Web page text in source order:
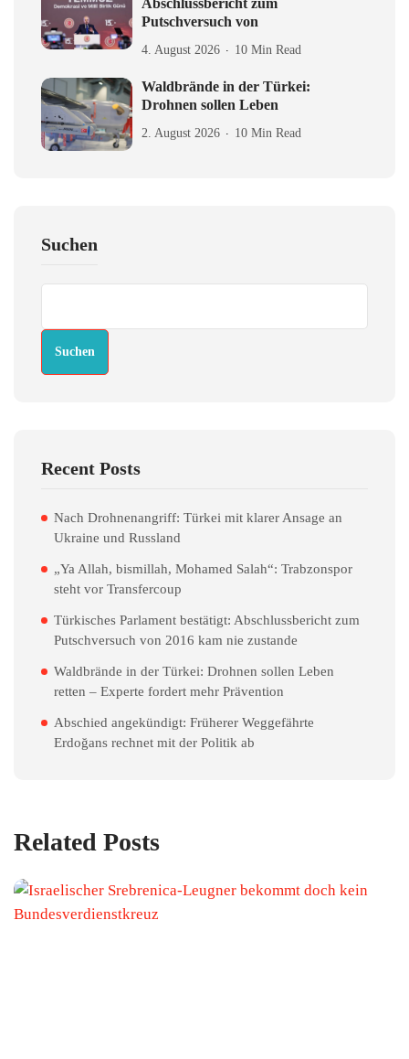
Abschlussbericht zum
Putschversuch von
4. August 2026 10 Min Read
Waldbrände in der Türkei:
Drohnen sollen Leben
2. August 2026 10 Min Read
Suchen
Suchen
Recent Posts
Nach Drohnenangriff: Türkei mit klarer Ansage an
Ukraine und Russland
„Ya Allah, bismillah, Mohamed Salah“: Trabzonspor
steht vor Transfercoup
Türkisches Parlament bestätigt: Abschlussbericht zum
Putschversuch von 2016 kam nie zustande
Waldbrände in der Türkei: Drohnen sollen Leben
retten – Experte fordert mehr Prävention
Abschied angekündigt: Früherer Weggefährte
Erdoğans rechnet mit der Politik ab
Related Posts